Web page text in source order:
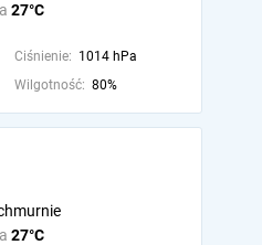
27°C
Ciśnienie: 1014 hPa
Wilgotność: 80%
27°C